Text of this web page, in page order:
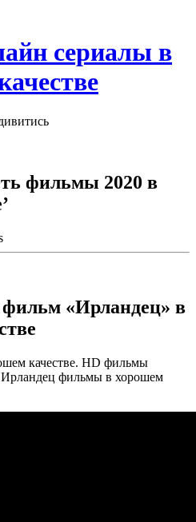
сериалы в
фильмы 2020 в
«Ирландец» в
качестве. HD фильмы
Ирландец фильмы в хорошем